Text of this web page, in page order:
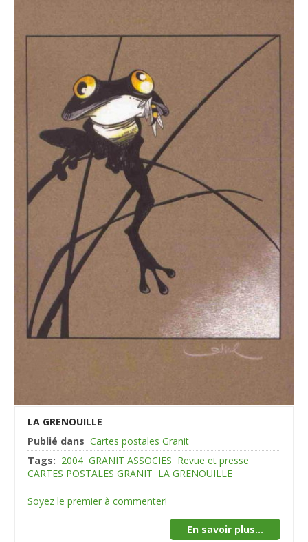
LA GRENOUILLE
Publié dans Cartes postales Granit
Tags: 2004 GRANIT ASSOCIES Revue et presse
CARTES POSTALES GRANIT LA GRENOUILLE
Soyez le premier à commenter!
En savoir plus...